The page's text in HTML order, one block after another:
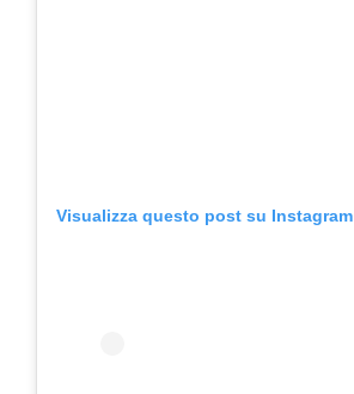
Visualizza questo post su Instagram